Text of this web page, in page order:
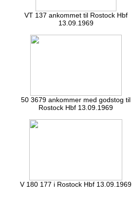
VT 137 ankommet til Rostock Hbf
13.09.1969
50 3679 ankommer med godstog til
Rostock Hbf 13.09.1969
V 180 177 i Rostock Hbf 13.09.1969